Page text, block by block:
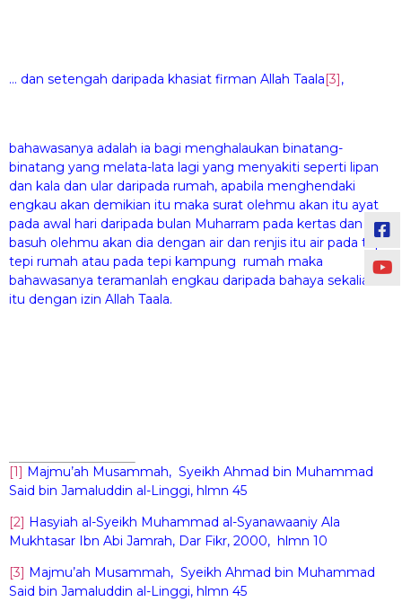
… dan setengah daripada khasiat firman Allah Taala[3],
bahawasanya adalah ia bagi menghalaukan binatang-
binatang yang melata-lata lagi yang menyakiti seperti lipan
dan kala dan ular daripada rumah, apabila menghendaki
engkau akan demikian itu maka surat olehmu akan itu ayat
pada awal hari daripada bulan Muharram pada kertas dan
basuh olehmu akan dia dengan air dan renjis itu air pada tepi-
tepi rumah atau pada tepi kampung rumah maka
bahawasanya teramanlah engkau daripada bahaya sekalian
itu dengan izin Allah Taala.
[1] Majmu’ah Musammah, Syeikh Ahmad bin Muhammad
Said bin Jamaluddin al-Linggi, hlmn 45
[2] Hasyiah al-Syeikh Muhammad al-Syanawaaniy Ala
Mukhtasar Ibn Abi Jamrah, Dar Fikr, 2000, hlmn 10
[3] Majmu’ah Musammah, Syeikh Ahmad bin Muhammad
Said bin Jamaluddin al-Linggi, hlmn 45